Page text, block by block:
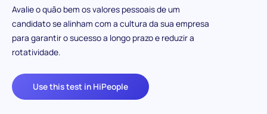
Avalie o quão bem os valores pessoais de um
candidato se alinham com a cultura da sua empresa
para garantir o sucesso a longo prazo e reduzir a
rotatividade.
Use this test in HiPeople